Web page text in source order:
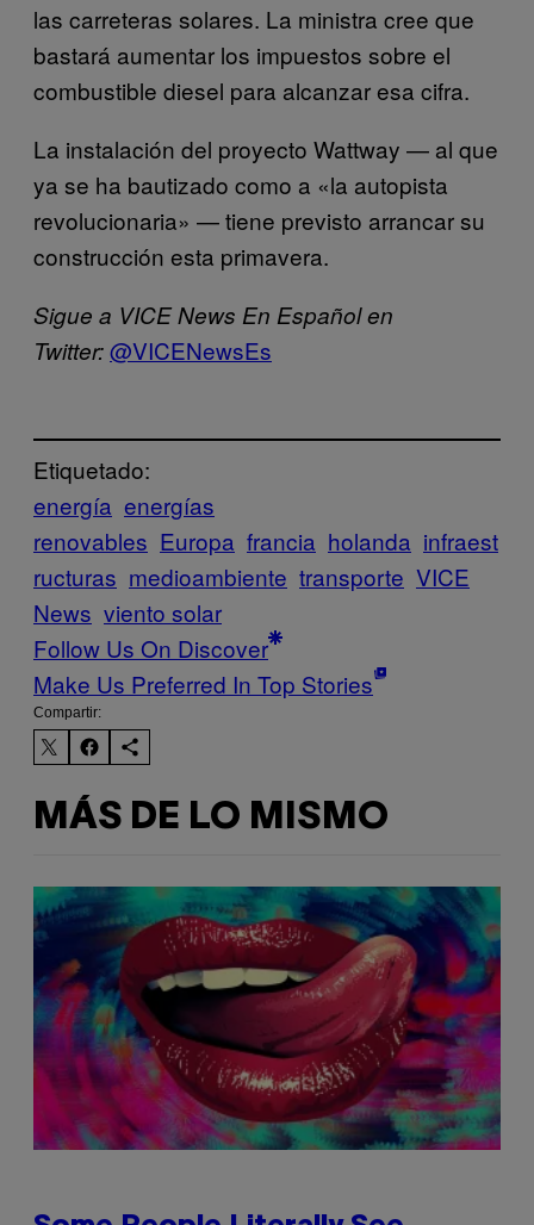
las carreteras solares. La ministra cree que
bastará aumentar los impuestos sobre el
combustible diesel para alcanzar esa cifra.
La instalación del proyecto Wattway — al que
ya se ha bautizado como a «la autopista
revolucionaria» — tiene previsto arrancar su
construcción esta primavera.
Sigue a VICE News En Español en
Twitter:@VICENewsEs
Etiquetado:
energía energías
renovables Europa francia holanda infraest
ructuras medioambiente transporte VICE
News viento solar
Follow Us On Discover
Make Us Preferred In Top Stories
Compartir:
MÁS DE LO MISMO